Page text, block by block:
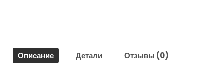
Renault
Arkana
Описание Детали Отзывы (0)